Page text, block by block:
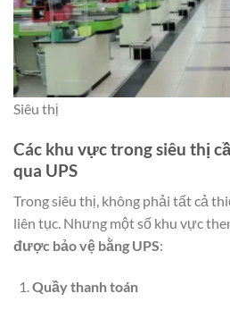
Siêu thị
Các khu vực trong siêu thị
qua UPS
Trong siêu thị, không phải tất cả
liên tục. Nhưng một số khu vực
được bảo vệ bằng UPS:
Quầy thanh toán